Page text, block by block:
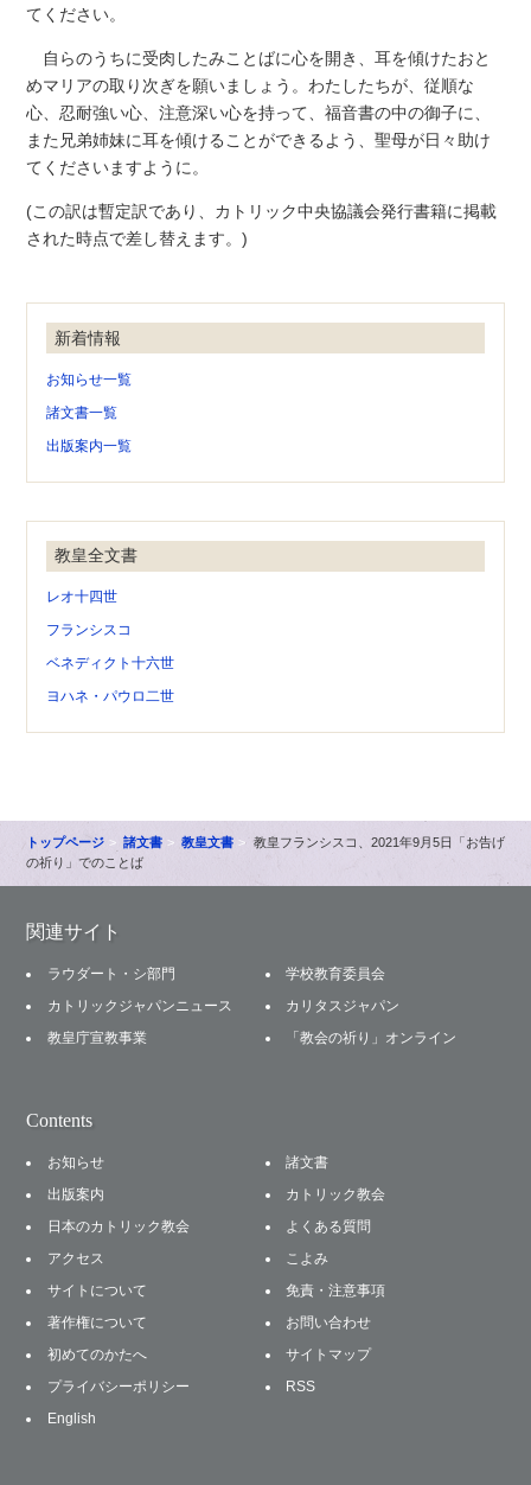
てください。
自らのうちに受肉したみことばに心を開き、耳を傾けたおと
めマリアの取り次ぎを願いましょう。わたしたちが、従順な
心、忍耐強い心、注意深い心を持って、福音書の中の御子に、
また兄弟姉妹に耳を傾けることができるよう、聖母が日々助け
てくださいますように。
(この訳は暫定訳であり、カトリック中央協議会発行書籍に掲載
された時点で差し替えます。)
新着情報
お知らせ一覧
諸文書一覧
出版案内一覧
教皇全文書
レオ十四世
フランシスコ
ベネディクト十六世
ヨハネ・パウロ二世
トップページ 諸文書 教皇文書
教皇フランシスコ、2021年9月5日「お告げ
の祈り」でのことば
関連サイト
ラウダート・シ部門
学校教育委員会
カトリックジャパンニュース
カリタスジャパン
教皇庁宣教事業
「教会の祈り」オンライン
Contents
お知らせ
諸文書
出版案内
カトリック教会
日本のカトリック教会
よくある質問
アクセス
こよみ
サイトについて
免責・注意事項
著作権について
お問い合わせ
初めてのかたへ
サイトマップ
プライバシーポリシー
RSS
English